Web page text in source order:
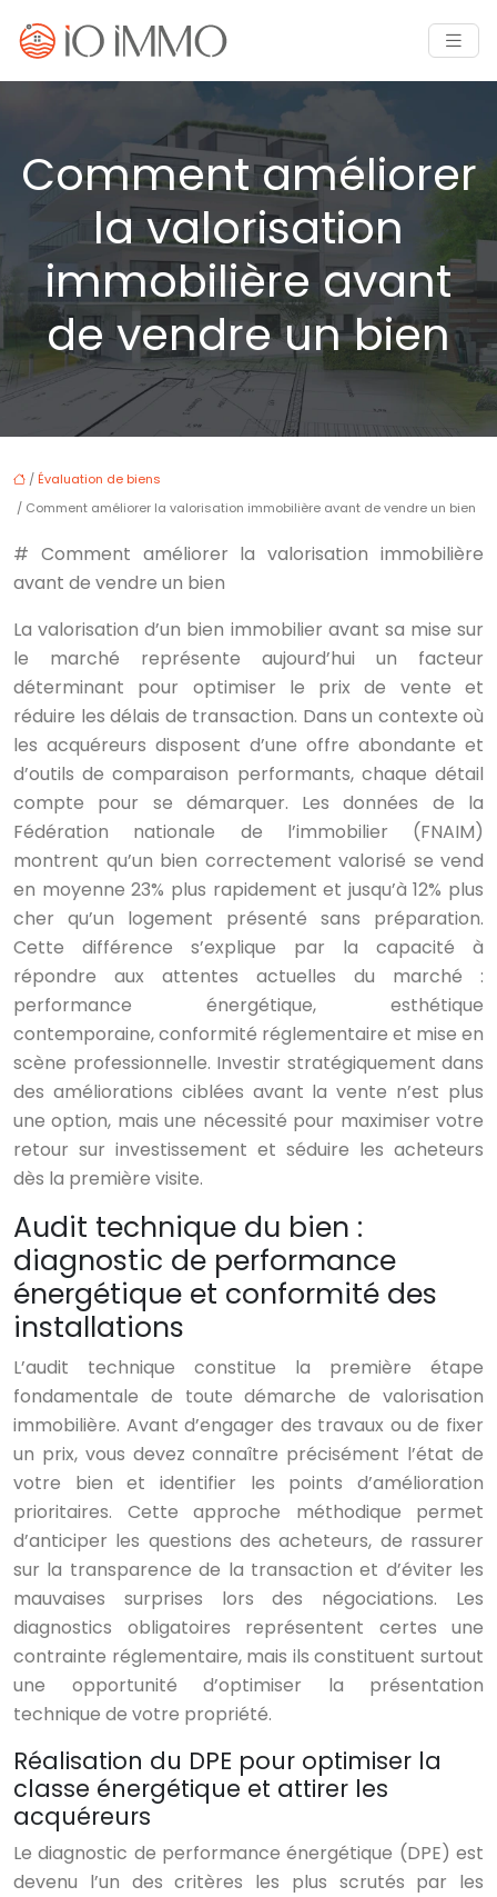
Comment améliorer
la valorisation
immobilière avant
de vendre un bien
/ Évaluation de biens
/ Comment améliorer la valorisation immobilière avant de vendre un bien
# Comment améliorer la valorisation immobilière
avant de vendre un bien
La valorisation d’un bien immobilier avant sa mise sur
le marché représente aujourd’hui un facteur
déterminant pour optimiser le prix de vente et
réduire les délais de transaction. Dans un contexte où
les acquéreurs disposent d’une offre abondante et
d’outils de comparaison performants, chaque détail
compte pour se démarquer. Les données de la
Fédération nationale de l’immobilier (FNAIM)
montrent qu’un bien correctement valorisé se vend
en moyenne 23% plus rapidement et jusqu’à 12% plus
cher qu’un logement présenté sans préparation.
Cette différence s’explique par la capacité à
répondre aux attentes actuelles du marché :
performance énergétique, esthétique
contemporaine, conformité réglementaire et mise en
scène professionnelle. Investir stratégiquement dans
des améliorations ciblées avant la vente n’est plus
une option, mais une nécessité pour maximiser votre
retour sur investissement et séduire les acheteurs
dès la première visite.
Audit technique du bien :
diagnostic de performance
énergétique et conformité des
installations
L’audit technique constitue la première étape
fondamentale de toute démarche de valorisation
immobilière. Avant d’engager des travaux ou de fixer
un prix, vous devez connaître précisément l’état de
votre bien et identifier les points d’amélioration
prioritaires. Cette approche méthodique permet
d’anticiper les questions des acheteurs, de rassurer
sur la transparence de la transaction et d’éviter les
mauvaises surprises lors des négociations. Les
diagnostics obligatoires représentent certes une
contrainte réglementaire, mais ils constituent surtout
une opportunité d’optimiser la présentation
technique de votre propriété.
Réalisation du DPE pour optimiser la
classe énergétique et attirer les
acquéreurs
Le diagnostic de performance énergétique (DPE) est
devenu l’un des critères les plus scrutés par les